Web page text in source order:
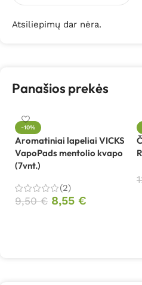
Atsiliepimų dar nėra.
Panašios prekės
-10%
Aromatiniai lapeliai VICKS
VapoPads mentolio kvapo
(7vnt.)
(2)
9,50€ 8,55 €